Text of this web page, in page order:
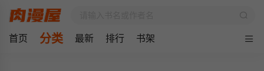
首页 分类 最新 排行 书架